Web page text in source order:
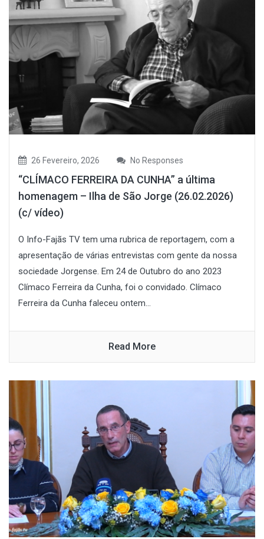
26 Fevereiro, 2026 No Responses
“CLÍMACO FERREIRA DA CUNHA” a última
homenagem – Ilha de São Jorge (26.02.2026)
(c/ vídeo)
O Info-Fajãs TV tem uma rubrica de reportagem, com a
apresentação de várias entrevistas com gente da nossa
sociedade Jorgense. Em 24 de Outubro do ano 2023
Clímaco Ferreira da Cunha, foi o convidado. Clímaco
Ferreira da Cunha faleceu ontem...
Read More